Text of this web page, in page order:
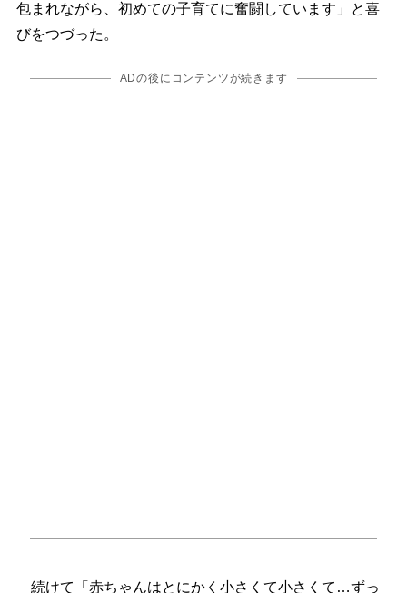
包まれながら、初めての子育てに奮闘しています」と喜
びをつづった。
ADの後にコンテンツが続きます
続けて「赤ちゃんはとにかく小さくて小さくて…ずっ